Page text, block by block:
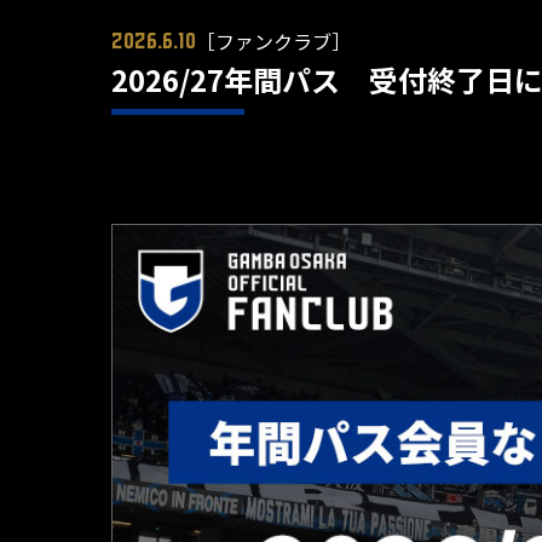
2026.6.10 ［ファンクラブ］
2026/27年間パス 受付終了日